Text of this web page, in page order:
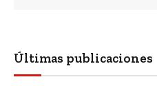
Últimas publicaciones